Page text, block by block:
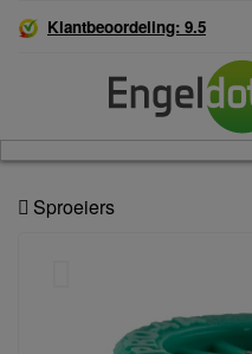
Klantbeoordeling: 9.5
Sproeiers